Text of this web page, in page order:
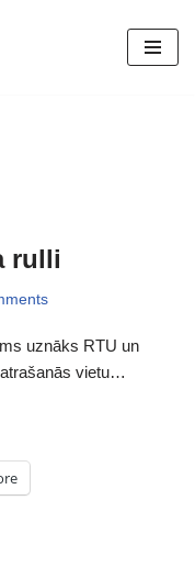
rulli
uznāks RTU un
vietu…